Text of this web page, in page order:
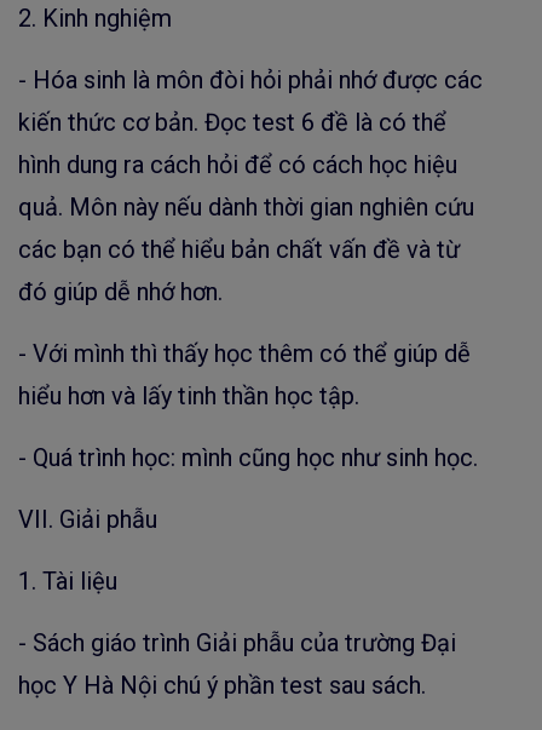
2. Kinh nghiệm
- Hóa sinh là môn đòi hỏi phải nhớ được các
kiến thức cơ bản. Đọc test 6 đề là có thể
hình dung ra cách hỏi để có cách học hiệu
quả. Môn này nếu dành thời gian nghiên cứu
các bạn có thể hiểu bản chất vấn đề và từ
đó giúp dễ nhớ hơn.
- Với mình thì thấy học thêm có thể giúp dễ
hiểu hơn và lấy tinh thần học tập.
- Quá trình học: mình cũng học như sinh học.
VII. Giải phẫu
1. Tài liệu
- Sách giáo trình Giải phẫu của trường Đại
học Y Hà Nội chú ý phần test sau sách.